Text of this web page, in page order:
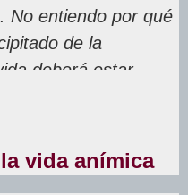
No entiendo por qué
de la
deberá estar
vida anímica